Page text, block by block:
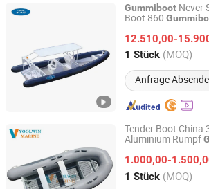
Gummiboot Never
Boot 860
12.510,00-
1 Stück (MOQ)
Anfrage
Qingdao Hedia Boat Co., Ltd.
Shandong, China Seit 2020
Tender Boot China
Aluminium Rumpf
1.000,00-
1 Stück (MOQ)
Qingdao Yoolwin Machinery Co., Ltd.
Shandong, China Seit 2024